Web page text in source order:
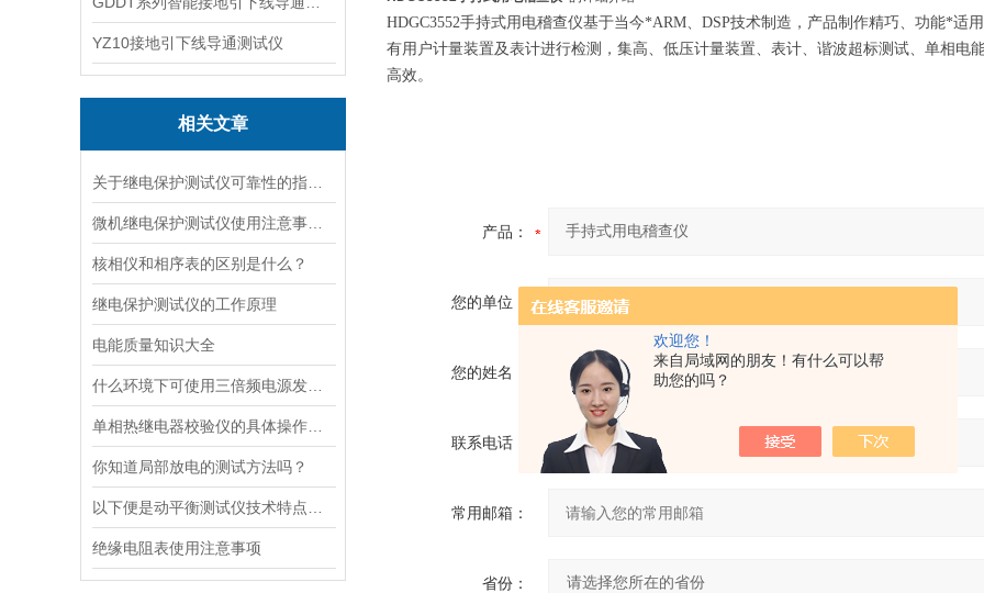
欢迎您！
来自局域网的朋友！有什么可以帮
助您的吗？
YZ10接地引下线导通测试仪
相关文章
核相仪和相序表的区别是什么？
继电保护测试仪的工作原理
电能质量知识大全
你知道局部放电的测试方法吗？
绝缘电阻表使用注意事项
HDGC3552手持式用电稽查仪基于当今*ARM、DSP技术制造，产品制作精巧、功能*适
有用户计量装置及表计进行检测，集高、低压计量装置、表计、谐波超标测试、单相电
高效。
产品：
您的单位：
您的姓名：
联系电话：
常用邮箱：
省份：